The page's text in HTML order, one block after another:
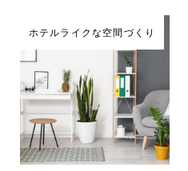
ホテルライクな空間づくり